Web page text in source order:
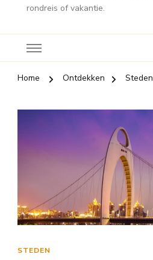
rondreis of vakantie.
Home Ontdekken Steden
STEDEN